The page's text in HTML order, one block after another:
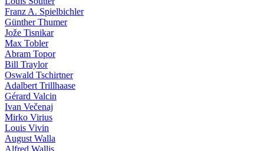
Franz A. Spielbichler
Günther Thumer
Jože Tisnikar
Max Tobler
Abram Topor
Bill Traylor
Oswald Tschirtner
Adalbert Trillhaase
Gérard Valcin
Ivan Večenaj
Mirko Virius
Louis Vivin
August Walla
Alfred Wallis